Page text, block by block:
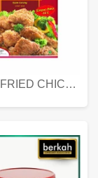
FIESTA FRIED CHICKEN 500 GR